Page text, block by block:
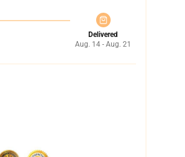
Delivered
Aug. 14 - Aug. 21